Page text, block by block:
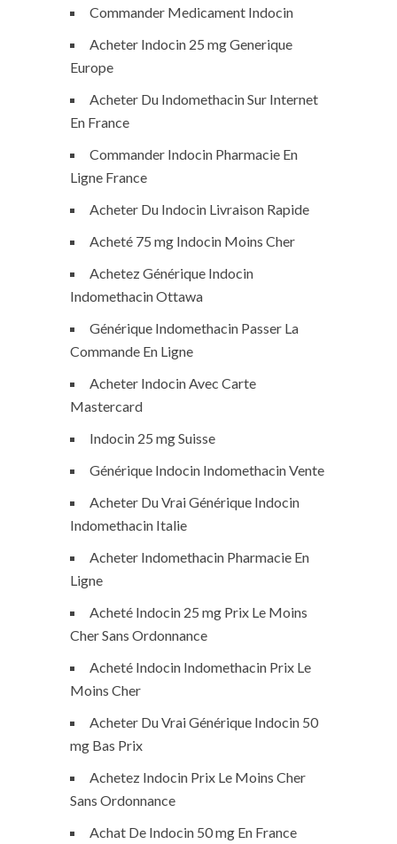
Commander Medicament Indocin
Acheter Indocin 25 mg Generique
Europe
Acheter Du Indomethacin Sur Internet
En France
Commander Indocin Pharmacie En
Ligne France
Acheter Du Indocin Livraison Rapide
Acheté 75 mg Indocin Moins Cher
Achetez Générique Indocin
Indomethacin Ottawa
Générique Indomethacin Passer La
Commande En Ligne
Acheter Indocin Avec Carte
Mastercard
Indocin 25 mg Suisse
Générique Indocin Indomethacin Vente
Acheter Du Vrai Générique Indocin
Indomethacin Italie
Acheter Indomethacin Pharmacie En
Ligne
Acheté Indocin 25 mg Prix Le Moins
Cher Sans Ordonnance
Acheté Indocin Indomethacin Prix Le
Moins Cher
Acheter Du Vrai Générique Indocin 50
mg Bas Prix
Achetez Indocin Prix Le Moins Cher
Sans Ordonnance
Achat De Indocin 50 mg En France